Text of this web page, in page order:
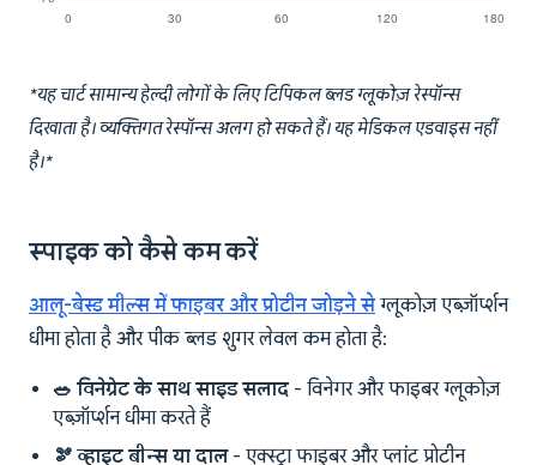
*यह चार्ट सामान्य हेल्दी लोगों के लिए टिपिकल ब्लड ग्लूकोज़ रेस्पॉन्स
दिखाता है। व्यक्तिगत रेस्पॉन्स अलग हो सकते हैं। यह मेडिकल एडवाइस नहीं
है।*
स्पाइक को कैसे कम करें
आलू-बेस्ड मील्स में फाइबर और प्रोटीन जोड़ने से ग्लूकोज़ एब्ज़ॉर्प्शन
धीमा होता है और पीक ब्लड शुगर लेवल कम होता है:
🥗 विनेग्रेट के साथ साइड सलाद - विनेगर और फाइबर ग्लूकोज़
एब्ज़ॉर्प्शन धीमा करते हैं
🫘 व्हाइट बीन्स या दाल- एक्स्ट्रा फाइबर और प्लांट प्रोटीन